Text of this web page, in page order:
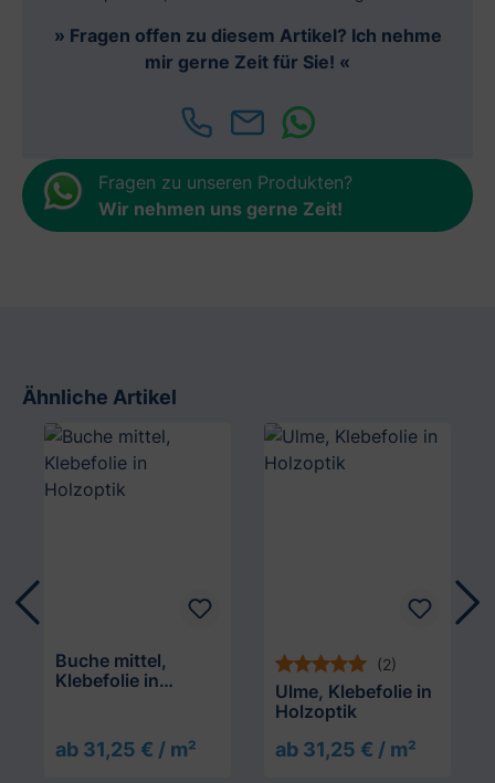
» Fragen offen zu diesem Artikel? Ich nehme
mir gerne Zeit für Sie! «
Fragen zu unseren Produkten?
Wir nehmen uns gerne Zeit!
Ähnliche Artikel
Produktgalerie überspringen
Buche mittel,
Klebefolie in
ab 31,25 € / m²
(2)
Ulme, Klebefolie in
Holzoptik
ab 31,25 € / m²